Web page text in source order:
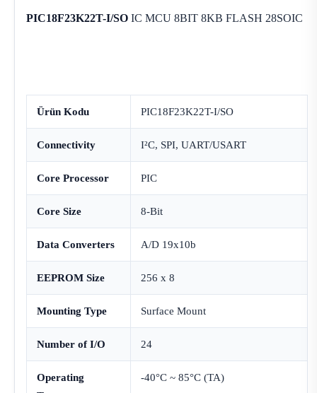
PIC18F23K22T-I/SO IC MCU 8BIT 8KB FLASH 28SOIC
Ürün Kodu PIC18F23K22T-I/SO
Connectivity I²C, SPI, UART/USART
Core Processor PIC
Core Size 8-Bit
Data Converters A/D 19x10b
EEPROM Size 256 x 8
Mounting Type Surface Mount
Number of I/O 24
Operating
-40°C ~ 85°C (TA)